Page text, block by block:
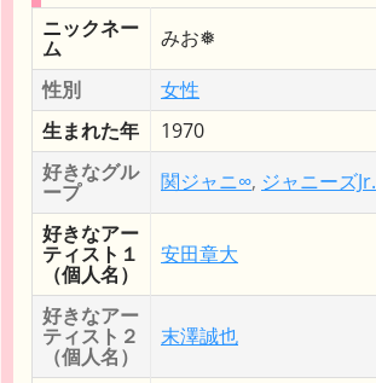
ニックネー
ム
みお❅
性別
女性
生まれた年
1970
好きなグル
ープ 関ジャニ∞, ジャニーズJr.
好きなアー
ティスト１
（個人名）
安田章大
好きなアー
ティスト２
（個人名）
末澤誠也